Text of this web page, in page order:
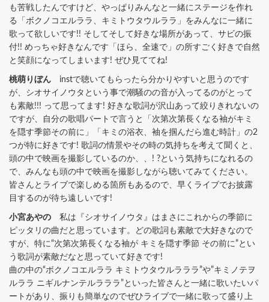
も苦戦したんですけど、やっぱりみんなと一緒にステージを作れ
る「ボクノコエルララ、キミトウタウルララ」をみんなに一緒に
歌って欲しいです!! そしてそして好きな場所があって、サビの振
付!! めっちゃ好きなんです「ほら、全速で」の所すごく好きで自然
と笑顔になってしまいます! ぜひ見ててね!
桃萌りぼん instで聴いてもらったら分かりやすいと思うのです
が、シオサイノウタという事で潮騒のの音が入ってるのがとって
も素敵!!! って思ってます! 好きな歌詞が沢山あって絞りきれないの
ですが、自分の歌唱パートで言うと「次第次第長くなる袖がキミ
を隠す季節その前に」「キミの浴衣、袖を掴んだら進む時計」の2
つが特に好きです! 歌詞の情景やその時の気持ちを考えて聞くと、
頭の中で映画を撮影しているのか、、! ?という気持ちになれるの
で、みんなも頭の中で映画を撮影しながら聴いてみてください。
皆さんとライブで楽しめる箇所もあるので、早くライブでお披露
目するのが待ち遠しいです!
小宮あやの 私は『シオサイノウタ』はまさにこれからの季節に
ピッタリの曲だと思っています。どの歌詞も素敵で大好きなので
すが、特に“次第次第長くなる袖が キミを隠す季節 その前に”とい
う歌詞が素敵だなと思っていて好きです!
曲の中の“ボクノコエルララ キミトウタウルラララ”や”キミノテヲ
ルララ ニギルナンテルラララ”といった皆さんと一緒に歌いたいパ
ートがあり、振りも簡単なのでぜひライブで一緒に歌って盛り上